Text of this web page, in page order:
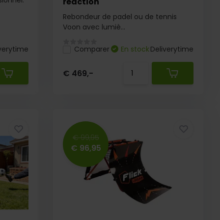
Rebondeur de padel ou de tennis
Voon avec lumiè...
Comparer En stock Deliverytime
€ 469,-
€ 99,95
€ 96,95